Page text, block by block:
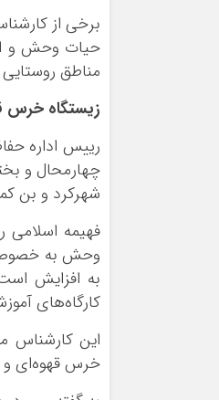
برخی از
حیات وحش و
مناطق
زیستگاه خرس
رییس اداره
چهارمحال و
شهرکرد و بن
فهیمه اسلامی
وحش به خصوص
به افزایش
کارگاه‌های
این کارشناس
خرس قهوه‌ای و انسان در ۲۴ روستای